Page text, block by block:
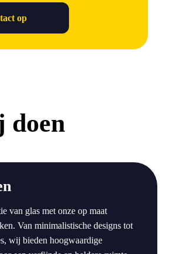
op
doen
van glas met onze op maat
Van minimalistische designs tot
wij bieden hoogwaardige